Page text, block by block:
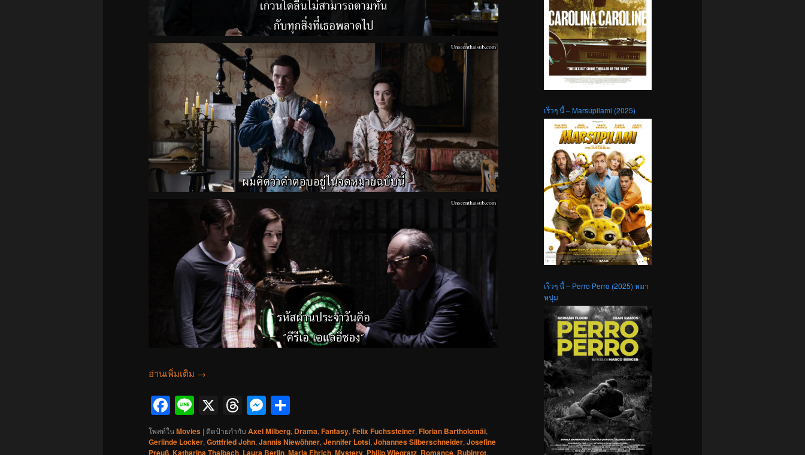
อ่านเพิ่มเติม →
Facebook
Line
X Threads
Messenger
โพสท์ในMovies | ติดป้ายกำกับ Axel Milberg, Drama, Fantasy, Felix Fuchssteiner, Florian Bartholomäi,
Gerlinde Locker, Gottfried John, Jannis Niewöhner, Jennifer Lotsi, Johannes Silberschneider, Josefine
Preuß, Katharina Thalbach, Laura Berlin, Maria Ehrich, Mystery, Philip Wiegratz, Romance, Rubinrot,
เร็วๆ นี้ – Marsupilami (2025)
เร็วๆ นี้ – Perro Perro (2025) หมา
หนุ่ม